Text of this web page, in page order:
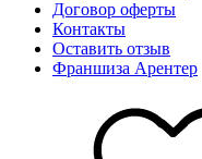
Договор оферты
Контакты
Оставить отзыв
Франшиза Арентер